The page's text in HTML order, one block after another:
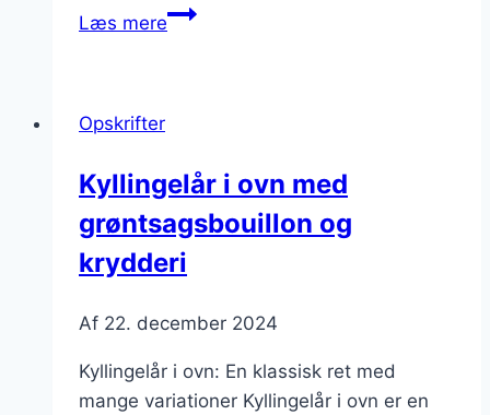
Læs mereKyllingelår
krydderi
Opskrifter
Kyllingelår i ovn med
grøntsagsbouillon og
krydderi
Af 22. december 2024
Kyllingelår i ovn: En klassisk ret med
mange variationer Kyllingelår i ovn er en